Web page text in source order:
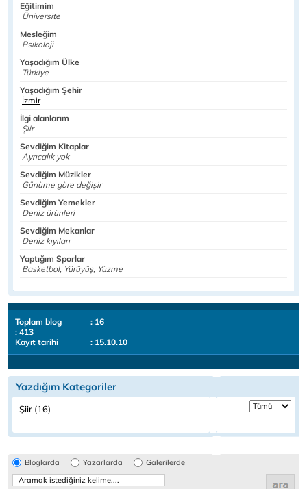
Eğitimim
Üniversite
Mesleğim
Psikoloji
Yaşadığım Ülke
Türkiye
Yaşadığım Şehir
İzmir
İlgi alanlarım
Şiir
Sevdiğim Kitaplar
Ayrıcalık yok
Sevdiğim Müzikler
Günüme göre değişir
Sevdiğim Yemekler
Deniz ürünleri
Sevdiğim Mekanlar
Deniz kıyıları
Yaptığım Sporlar
Basketbol, Yürüyüş, Yüzme
Toplam blog
: 16
: 413
Kayıt tarihi
: 15.10.10
Yazdığım Kategoriler
Şiir (16)
Bloglarda Yazarlarda Galerilerde